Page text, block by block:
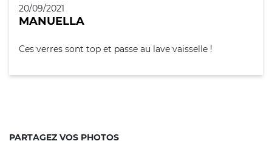
20/09/2021
MANUELLA
Ces verres sont top et passe au lave vaisselle !
PARTAGEZ VOS PHOTOS